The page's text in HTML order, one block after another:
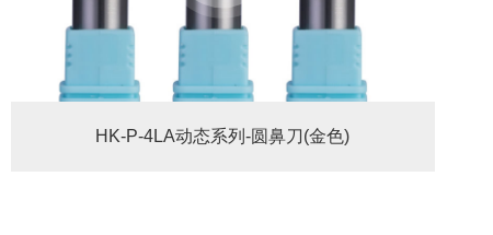
HK-P-4LA动态系列-圆鼻刀(金色)